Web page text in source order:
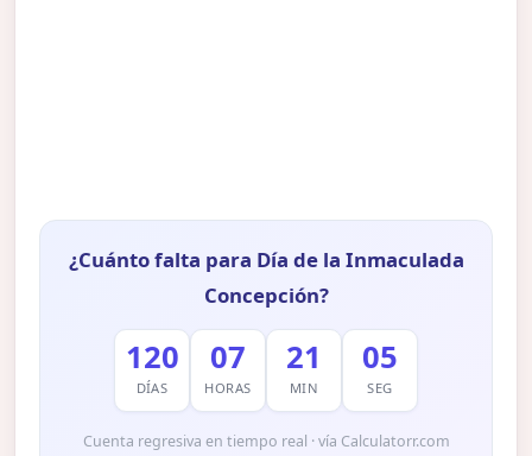
¿Cuánto falta para Día de la Inmaculada
Concepción?
120
DÍAS
07
HORAS
21
MIN
04
SEG
Cuenta regresiva en tiempo real · vía Calculatorr.com